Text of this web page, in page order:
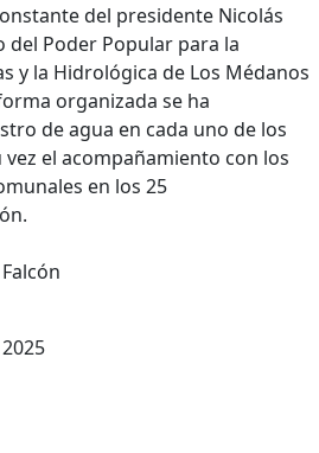
del presidente Nicolás
Poder Popular para la
y la Hidrológica de Los Médanos
organizada se ha
de agua en cada uno de los
vez el acompañamiento con los
en los 25